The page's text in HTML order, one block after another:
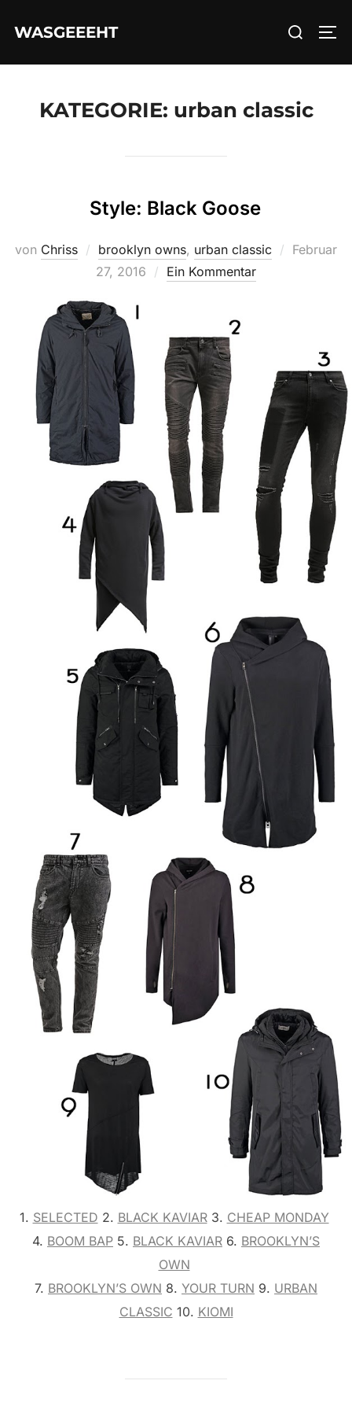
InhaltWASGEEEHT
Suchen
KATEGORIE: urban classic
Style: Black Goose
von Chriss brooklyn owns, urban classic
Februar
27, 2016
Ein Kommentar
1. SELECTED 2. BLACK KAVIAR3. CHEAP MONDAY
4. BOOM BAP 5. BLACK KAVIAR 6. BROOKLYN’S
OWN
7. BROOKLYN’S OWN 8. YOUR TURN 9. URBAN
CLASSIC 10. KIOMI